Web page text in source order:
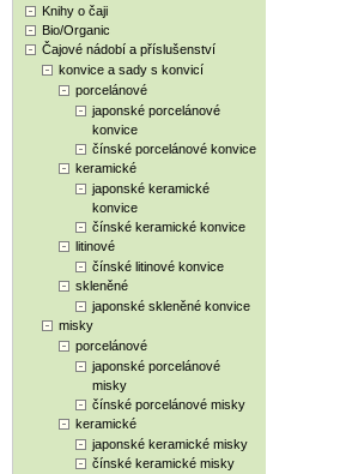
Knihy o čaji
Bio/Organic
Čajové nádobí a příslušenství
konvice a sady s konvicí
porcelánové
japonské porcelánové
konvice
čínské porcelánové konvice
keramické
japonské keramické
konvice
čínské keramické konvice
litinové
čínské litinové konvice
skleněné
japonské skleněné konvice
misky
porcelánové
japonské porcelánové
misky
čínské porcelánové misky
keramické
japonské keramické misky
čínské keramické misky